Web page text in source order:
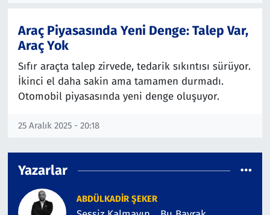
Araç Piyasasında Yeni Denge: Talep Var,
Araç Yok
Sıfır araçta talep zirvede, tedarik sıkıntısı sürüyor.
İkinci el daha sakin ama tamamen durmadı.
Otomobil piyasasında yeni denge oluşuyor.
25 Aralık 2025 - 20:18
Yazarlar
ABDÜLKADIR ŞEKER
Hava Durumu
Bilim ve Teknoloji
Çevre & Doğa
Yerel